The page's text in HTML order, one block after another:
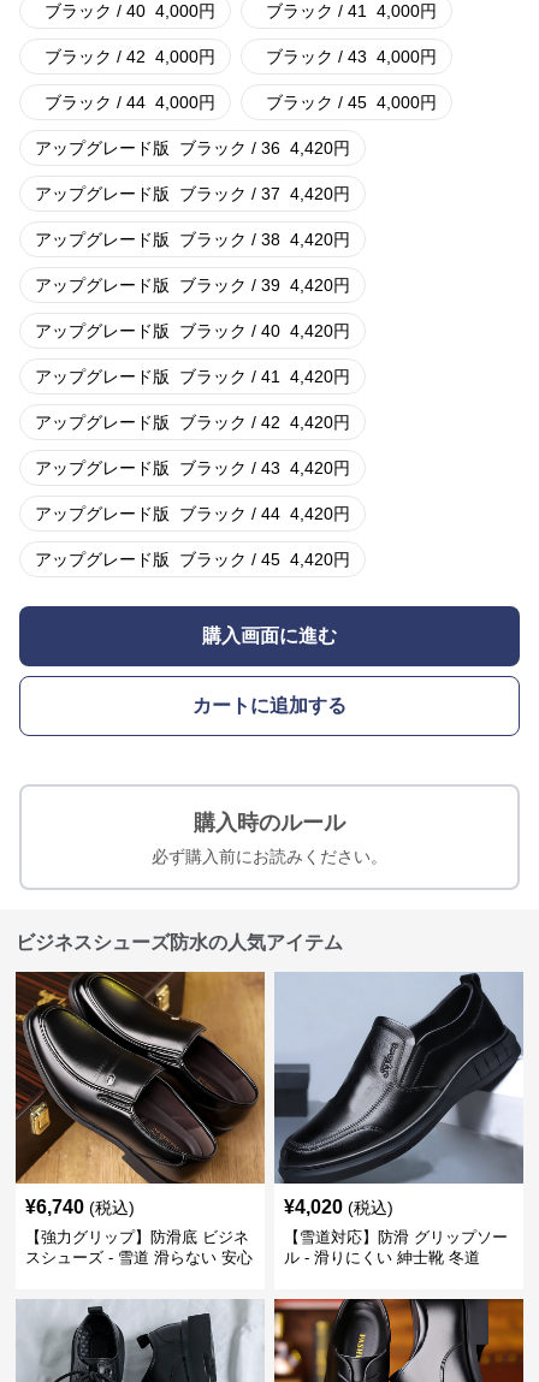
ブラック / 40 4,000円 ブラック / 41 4,000円
ブラック / 42 4,000円 ブラック / 43 4,000円
ブラック / 44 4,000円 ブラック / 45 4,000円
アップグレード版 ブラック / 36 4,420円
アップグレード版 ブラック / 37 4,420円
アップグレード版 ブラック / 38 4,420円
アップグレード版 ブラック / 39 4,420円
アップグレード版 ブラック / 40 4,420円
アップグレード版 ブラック / 41 4,420円
アップグレード版 ブラック / 42 4,420円
アップグレード版 ブラック / 43 4,420円
アップグレード版 ブラック / 44 4,420円
アップグレード版 ブラック / 45 4,420円
購入画面に進む
カートに追加する
購入時のルール
必ず購入前にお読みください。
ビジネスシューズ防水の人気アイテム
¥6,740 (税込)
【強力グリップ】防滑底 ビジネ
スシューズ - 雪道 滑らない 安心
¥4,020 (税込)
【雪道対応】防滑 グリップソー
ル - 滑りにくい 紳士靴 冬道